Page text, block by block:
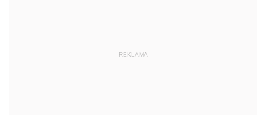
REKLAMA